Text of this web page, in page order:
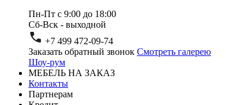
Пн-Пт с 9:00 до 18:00
Сб-Вск - выходной
+7 499 472-09-74
Заказать обратный звонок Смотреть галерею
Шоу-рум
МЕБЕЛЬ НА ЗАКАЗ
Контакты
Партнерам